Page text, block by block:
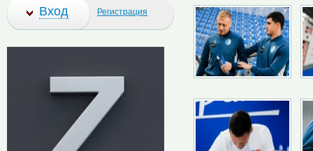
Вход Регистрация